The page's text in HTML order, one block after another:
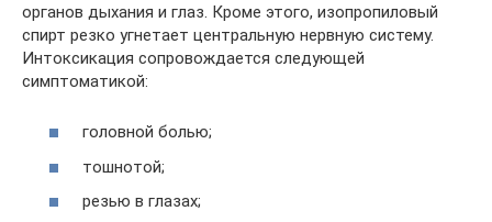
органов дыхания и глаз. Кроме этого, изопропиловый
спирт резко угнетает центральную нервную систему.
Интоксикация сопровождается следующей
симптоматикой:
головной болью;
тошнотой;
резью в глазах;